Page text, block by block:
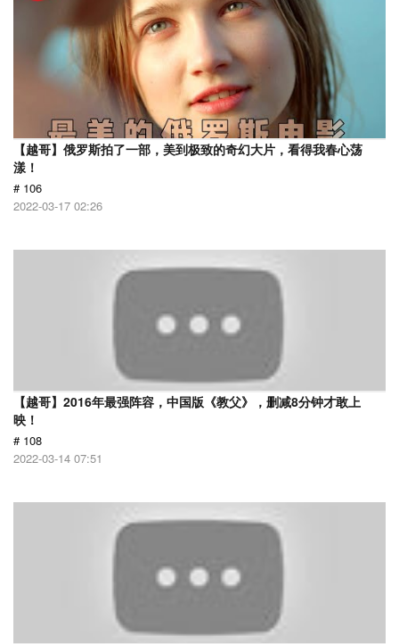
【越哥】俄罗斯拍了一部，美到极致的奇幻大片，看得我春心荡
漾！
# 106
2022-03-17 02:26
【越哥】2016年最强阵容，中国版《教父》，删减8分钟才敢上
映！
# 108
2022-03-14 07:51